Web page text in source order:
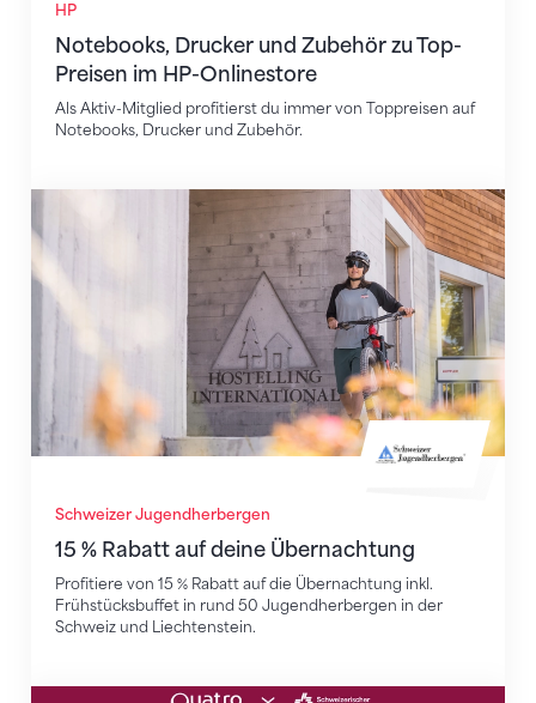
HP
Notebooks, Drucker und Zubehör zu Top-
Preisen im HP-Onlinestore
Als Aktiv-Mitglied profitierst du immer von Toppreisen auf
Notebooks, Drucker und Zubehör.
Schweizer Jugendherbergen
15 % Rabatt auf deine Übernachtung
Profitiere von 15 % Rabatt auf die Übernachtung inkl.
Frühstücksbuffet in rund 50 Jugendherbergen in der
Schweiz und Liechtenstein.
15 % Rabatt auf deine Übernachtung